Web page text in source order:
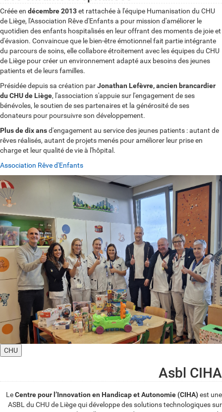
Créée en décembre 2013et rattachée à l'équipe Humanisation du CHU
de Liège, l'Association Rêve d'Enfants a pour mission d'améliorer le
quotidien des enfants hospitalisés en leur offrant des moments de joie et
d'évasion. Convaincue que le bien-être émotionnel fait partie intégrante
du parcours de soins, elle collabore étroitement avec les équipes du CHU
de Liège pour créer un environnement adapté aux besoins des jeunes
patients et de leurs familles.
Présidée depuis sa création parJonathan Lefèvre, ancien brancardier
du CHU de Liège, l'association s'appuie sur l'engagement de ses
bénévoles, le soutien de ses partenaires et la générosité de ses
donateurs pour poursuivre son développement.
Plus de dix ansd'engagement au service des jeunes patients : autant de
rêves réalisés, autant de projets menés pour améliorer leur prise en
charge et leur qualité de vie à l'hôpital.
Association Rêve d'Enfants
CHU
Asbl CIHA
LeCentre pour l’Innovation en Handicap et Autonomie (CIHA)est une
ASBL du CHU de Liège qui développe des solutions technologiques sur